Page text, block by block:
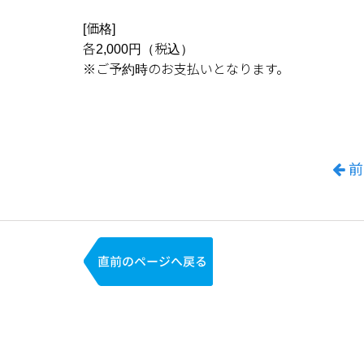
[価格]
各2,000円（税込）
※ご予約時のお支払いとなります。